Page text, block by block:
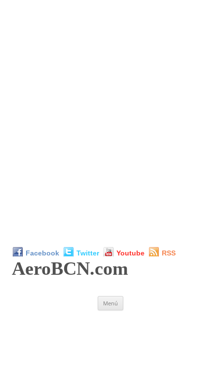
Facebook Twitter Youtube RSS
AeroBCN.com
Menú